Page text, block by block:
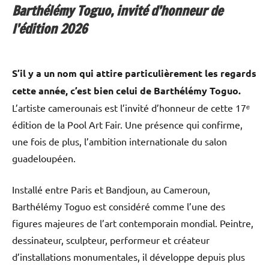
Barthélémy Toguo, invité d’honneur de
l’édition 2026
S’il y a un nom qui attire particulièrement les regards
cette année, c’est bien celui de Barthélémy Toguo.
L’artiste camerounais est l’invité d’honneur de cette 17ᵉ
édition de la Pool Art Fair. Une présence qui confirme,
une fois de plus, l’ambition internationale du salon
guadeloupéen.
Installé entre Paris et Bandjoun, au Cameroun,
Barthélémy Toguo est considéré comme l’une des
figures majeures de l’art contemporain mondial. Peintre,
dessinateur, sculpteur, performeur et créateur
d’installations monumentales, il développe depuis plus